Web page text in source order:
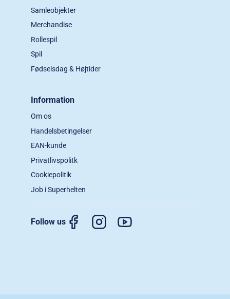
Samleobjekter
Merchandise
Rollespil
Spil
Fødselsdag & Højtider
Information
Om os
Handelsbetingelser
EAN-kunde
Privatlivspolitk
Cookiepolitik
Job i Superhelten
Follow us